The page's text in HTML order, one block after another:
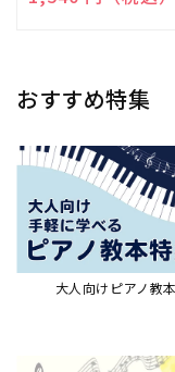
おすすめ特集
大人向けピアノ教